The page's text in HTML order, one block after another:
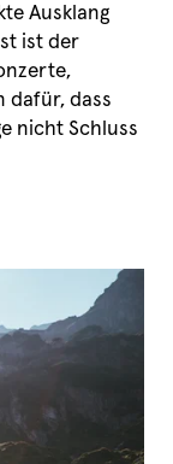
Ausklang
ist der
dafür, dass
nicht Schluss